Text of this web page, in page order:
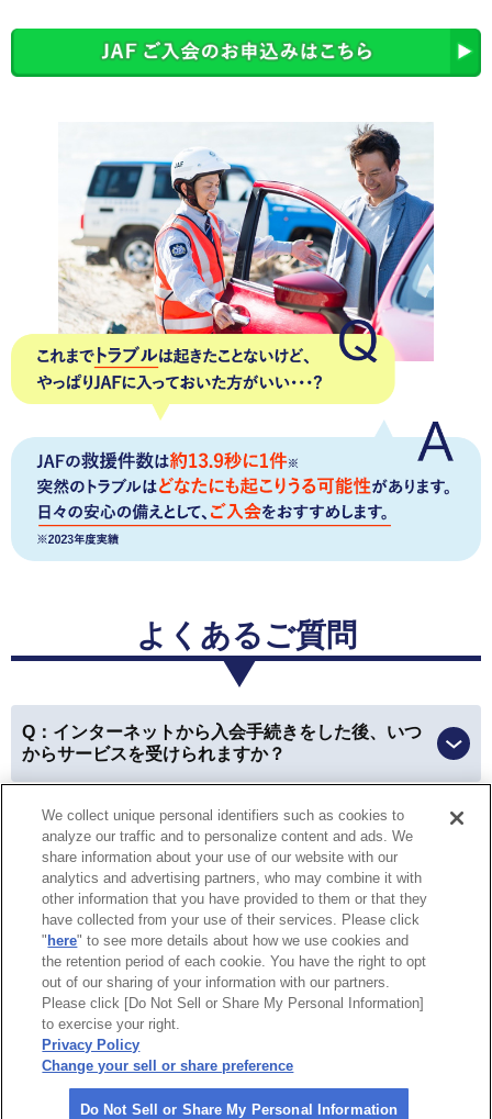
会員優待サービス
サービス)に、お得を感じて満足しています。
熊本県 女性
会員優待サービス
優待サービスが1割引きだとしても得した気分になりま
いろいろな優待施設があるので、毎年年会費を払っ
ていても気になりません。
愛知県 女性
会員優待サービス
JAF PLUSのお楽しみクーポンを楽しみにしています。
※JAF PLUSとは年4回お届けする会員向け情報チラシです。
会員優待サービス
優待を利用できて、本当にお得に買い物ができました！
以前はお財布やカバンの中から会員カードを探したり、
車に入れていた時には利用できなかったのが、今は
ホで会員証を見せることが出来るので、すごく便利にな
りました。
愛知県 女性
会員優待サービス
親戚と温泉へ行ったとき、割引になって皆に感謝されま
やはり割引があるのは嬉しいですね！
よくあるご質問
Q：インターネットから入会手続きをした後、いつ
からサービスを受けられますか？
Q：ロードサービスの救援現場で入会および会員扱
いでのサービスは受けられますか？
特定商取引法に基づく表示 個人情報保護方針
個人情報の取り扱いについて
Do Not Sell or Share My Personal
Information
企業情報
©2026 All rights reserved.
We collect unique personal identifiers such as cookies to
analyze our traffic and to personalize content and ads. We
share information about your use of our website with our
analytics and advertising partners, who may combine it with
other information that you have provided to them or that they
have collected from your use of their services. Please click
" here" to see more details about how we use cookies and
the retention period of each cookie. You have the right to opt
out of our sharing of your information with our partners.
Please click [Do Not Sell or Share My Personal Information]
to exercise your right.
Privacy Policy
Change your sell or share preference
Do Not Sell or Share My Personal Information